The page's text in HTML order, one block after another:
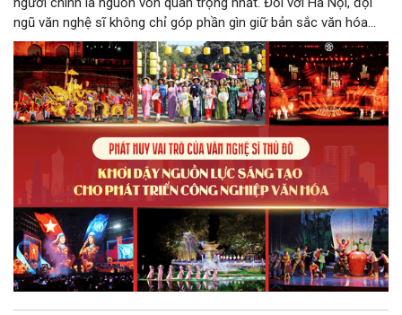
ngũ văn nghệ sĩ không chỉ góp phần gìn giữ bản sắc văn hóa
mà còn giữ vai trò trung tâm trong quá trình hình thành các sản
phẩm công nghiệp văn hóa có giá trị. Khơi dậy, phát huy và tạo
điều kiện để nguồn lực sáng tạo ấy phát triển sẽ là “chìa khóa”
để Hà Nội khai thác hiệu quả tiềm năng văn hóa, nâng cao năng
lực cạnh tranh và khẳng định vị thế của một trung tâm sáng tạo
trong kỷ nguyên mới.